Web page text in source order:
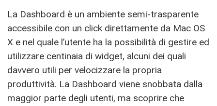
La Dashboard è un ambiente semi-trasparente
accessibile con un click direttamente da Mac OS
X e nel quale l’utente ha la possibilità di gestire ed
utilizzare centinaia di widget, alcuni dei quali
davvero utili per velocizzare la propria
produttività. La Dashboard viene snobbata dalla
maggior parte degli utenti, ma scoprire che